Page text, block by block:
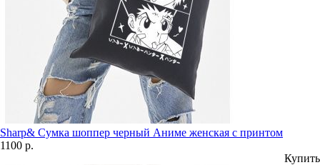
Sharp& Сумка шоппер черный Аниме женская с принтом
1100 р.
Купить